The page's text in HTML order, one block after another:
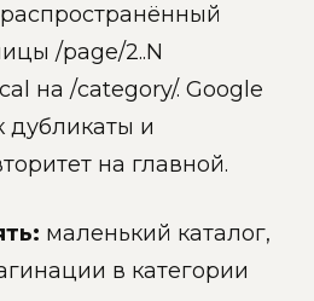
/page/2..N
на /category/. Google
дубликаты и
на главной.
маленький каталог,
в категории